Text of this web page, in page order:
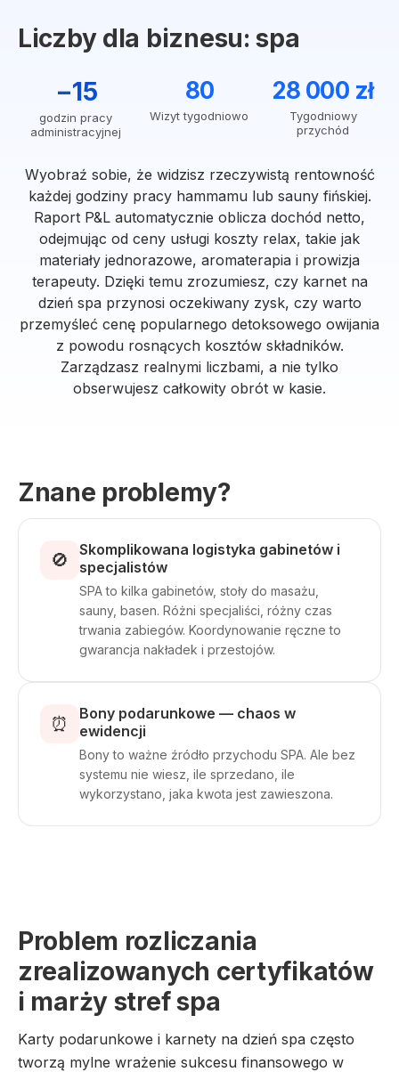
Liczby dla biznesu: spa
−15
godzin pracy
administracyjnej
80
Wizyt tygodniowo
28 000 zł
Tygodniowy
przychód
Wyobraź sobie, że widzisz rzeczywistą rentowność
każdej godziny pracy hammamu lub sauny fińskiej.
Raport P&L automatycznie oblicza dochód netto,
odejmując od ceny usługi koszty relax, takie jak
materiały jednorazowe, aromaterapia i prowizja
terapeuty. Dzięki temu zrozumiesz, czy karnet na
dzień spa przynosi oczekiwany zysk, czy warto
przemyśleć cenę popularnego detoksowego owijania
z powodu rosnących kosztów składników.
Zarządzasz realnymi liczbami, a nie tylko
obserwujesz całkowity obrót w kasie.
Znane problemy?
🚫
Skomplikowana logistyka gabinetów i
specjalistów
SPA to kilka gabinetów, stoły do masażu,
sauny, basen. Różni specjaliści, różny czas
trwania zabiegów. Koordynowanie ręczne to
gwarancja nakładek i przestojów.
⏰
Bony podarunkowe — chaos w
ewidencji
Bony to ważne źródło przychodu SPA. Ale bez
systemu nie wiesz, ile sprzedano, ile
wykorzystano, jaka kwota jest zawieszona.
Problem rozliczania
zrealizowanych certyfikatów
i marży stref spa
Karty podarunkowe i karnety na dzień spa często
tworzą mylne wrażenie sukcesu finansowego w